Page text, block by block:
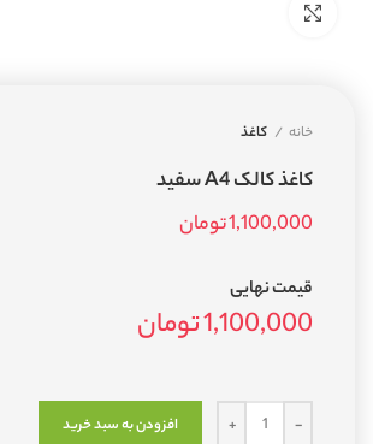
خانه کاغذ
کاغذ کالک A4 سفيد
1,100,000تومان
قیمت نهایی
1,100,000تومان
افزودن به سبد خرید